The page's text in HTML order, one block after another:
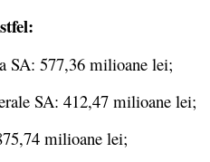
SA: 577,36 milioane lei;
SA: 412,47 milioane lei;
milioane lei;